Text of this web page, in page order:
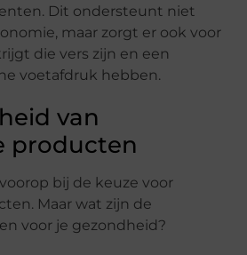
Dit ondersteunt niet
maar zorgt er ook voor
die vers zijn en een
voetafdruk hebben.
van
producten
bij de keuze voor
Maar wat zijn de
voor je gezondheid?